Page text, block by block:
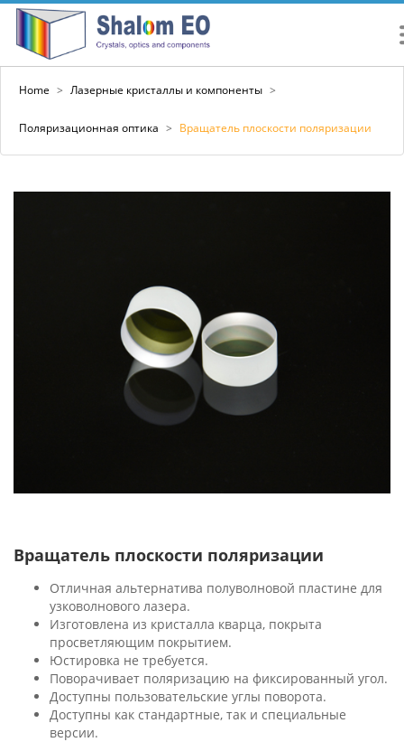
Home > Лазерные кристаллы и компоненты >
Поляризационная оптика > Вращатель плоскости поляризации
Вращатель плоскости поляризации
Отличная альтернатива полуволновой пластине для
узковолнового лазера.
Изготовлена ​​из кристалла кварца, покрыта
просветляющим покрытием.
Юстировка не требуется.
Поворачивает поляризацию на фиксированный угол.
Доступны пользовательские углы поворота.
Доступны как стандартные, так и специальные
версии.